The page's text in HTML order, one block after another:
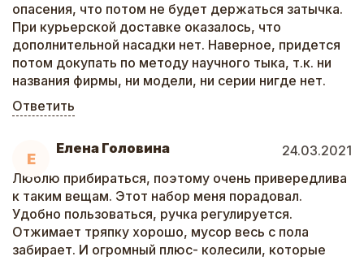
опасения, что потом не будет держаться затычка.
При курьерской доставке оказалось, что
дополнительной насадки нет. Наверное, придется
потом докупать по методу научного тыка, т.к. ни
названия фирмы, ни модели, ни серии нигде нет.
Ответить
Е
Елена Головина
24.03.2021
Люблю прибираться, поэтому очень привередлива
к таким вещам. Этот набор меня порадовал.
Удобно пользоваться, ручка регулируется.
Отжимает тряпку хорошо, мусор весь с пола
забирает. И огромный плюс- колесили, которые